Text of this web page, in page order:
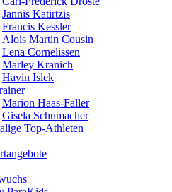
Jannis Katirtzis
Francis Kessler
Alois Martin Cousin
Lena Cornelissen
Marley Kranich
Havin Islek
Marion Haas-Faller
Gisela Schumacher
Top-Athleten